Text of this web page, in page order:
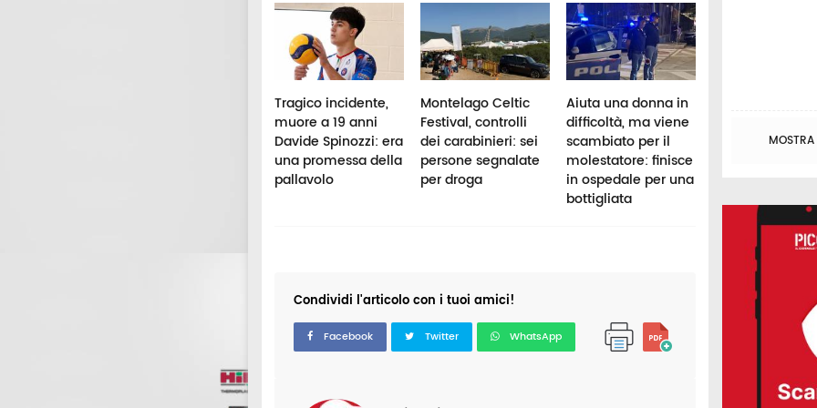
Tragico incidente,
muore a 19 anni
Davide Spinozzi: era
una promessa della
pallavolo
Montelago Celtic
Festival, controlli
dei carabinieri: sei
persone segnalate
per droga
Aiuta una donna in
difficoltà, ma viene
scambiato per il
molestatore: finisce
in ospedale per una
bottigliata
Festival, due
Condividi l'articolo con i tuoi amici!
Facebook Twitter WhatsApp